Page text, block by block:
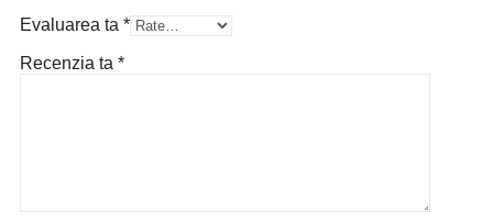
Evaluarea ta *
Recenzia ta *